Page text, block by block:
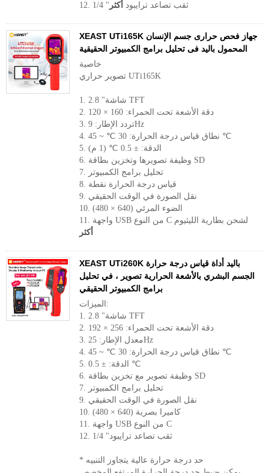
12. 1/4 "ثقب تصاعد ترايبود أكثر
XEAST UTi165K جهاز فحص حرارى جسم الإنسان
المحمول باليد فى تحليل برامج الكمبيوتر الحقيقية
خاصية
تصوير حراري UTi165K
1. 2.8 "شاشة TFT
2. دقة الأشعة تحت الحمراء: 160 × 120
3. تردد الإطار: 9Hz
4. نطاق قياس درجة الحرارة: 30 ℃ ~ 45 ℃
5. الدقة: ± 0.5 ℃ (1 م)
6. وظيفة تصويرها وتخزين بطاقة SD
7. تحليل برامج الكمبيوتر
8. قياس درجة الحرارة نقطة
9. نقل الصورة في الوقت الحقيقي
10. الضوء المرئي (640 × 480)
11. واجهة USB من النوع C لشحن بطارية الليثيوم
أكثر
XEAST UTi260K باليد أداة قياس درجة حرارة
الجسم البشري بالأشعة الحرارية تصوير ، في تحليل
برامج الكمبيوتر الحقيقي
الميزات:
1. 2.8 "شاشة TFT
2. دقة الأشعة تحت الحمراء: 256 × 192
3. معدل الإطار: 25Hz
4. نطاق قياس درجة الحرارة: 30 ℃ ~ 45 ℃
5. الدقة: ± 0.5 ℃
6. وظيفة تصوير مع تخزين بطاقة SD
7. تحليل برامج الكمبيوتر
9. نقل الصورة في الوقت الحقيقي
10. كاميرا بصرية (640 × 480)
11. واجهة USB من النوع C
12. 1/4 "ثقب تصاعد ترايبود
* حد درجة حرارة عالية يتجاوز التنبيه